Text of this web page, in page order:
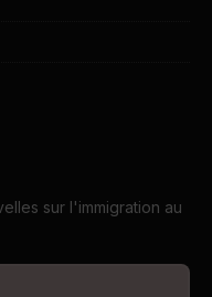
sur l'immigration au